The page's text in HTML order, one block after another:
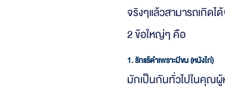
จริงๆแล้วสามารถเกิดไ
2 ข้อใหญ่ๆ คือ
1. รักแร้ดำเพราะมีขน (หนังไก่)
มักเป็นกันทั่วไปในคุณ